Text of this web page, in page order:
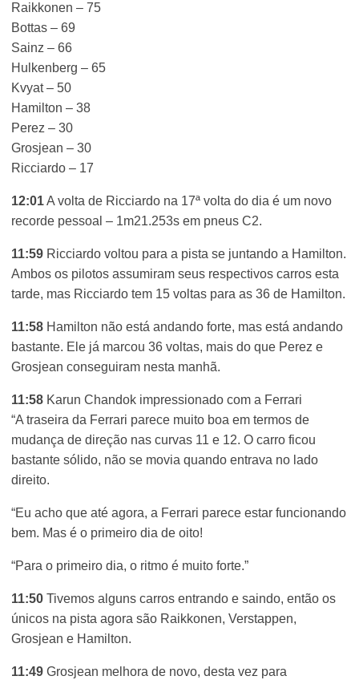
Raikkonen – 75
Bottas – 69
Sainz – 66
Hulkenberg – 65
Kvyat – 50
Hamilton – 38
Perez – 30
Grosjean – 30
Ricciardo – 17
12:01A volta de Ricciardo na 17ª volta do dia é um novo
recorde pessoal – 1m21.253s em pneus C2.
11:59 Ricciardo voltou para a pista se juntando a Hamilton.
Ambos os pilotos assumiram seus respectivos carros esta
tarde, mas Ricciardo tem 15 voltas para as 36 de Hamilton.
11:58 Hamilton não está andando forte, mas está andando
bastante. Ele já marcou 36 voltas, mais do que Perez e
Grosjean conseguiram nesta manhã.
11:58 Karun Chandok impressionado com a Ferrari
“A traseira da Ferrari parece muito boa em termos de
mudança de direção nas curvas 11 e 12. O carro ficou
bastante sólido, não se movia quando entrava no lado
direito.
“Eu acho que até agora, a Ferrari parece estar funcionando
bem. Mas é o primeiro dia de oito!
“Para o primeiro dia, o ritmo é muito forte.”
11:50 Tivemos alguns carros entrando e saindo, então os
únicos na pista agora são Raikkonen, Verstappen,
Grosjean e Hamilton.
11:49 Grosjean melhora de novo, desta vez para